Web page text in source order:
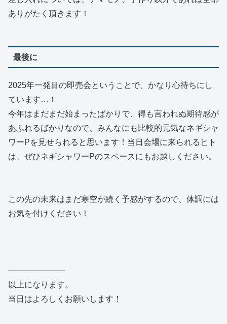
ありがたく頂きます！
最後に
2025年一発目の即売会ということで、かなり心待ちにし
ています…！
今年はまだまだ始まったばかりで、得も言われぬ期待感が
あふれるばかりなので、みんなにも比較的元気なネギシャ
ワーPを見せられると思います！当日会場に来られるヒト
は、ぜひネギシャワーPのスペースにもお越しください。
この先の未来はまだ寒空が続く予感がするので、体調には
お気を付けください！
―――――――
以上になります。
当日はよろしくお願いします！